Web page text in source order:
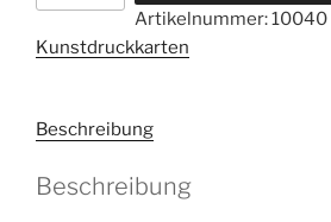
der
Artikelnummer:10040
Kunstdruckkarten
Beschreibung
Beschreibung